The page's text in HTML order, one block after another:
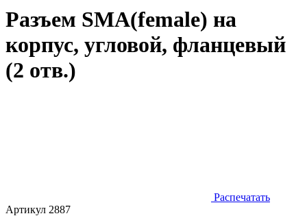
Разъем SМА(female) на
корпус, угловой, фланцевый
(2 отв.)
Распечатать
Артикул 2887